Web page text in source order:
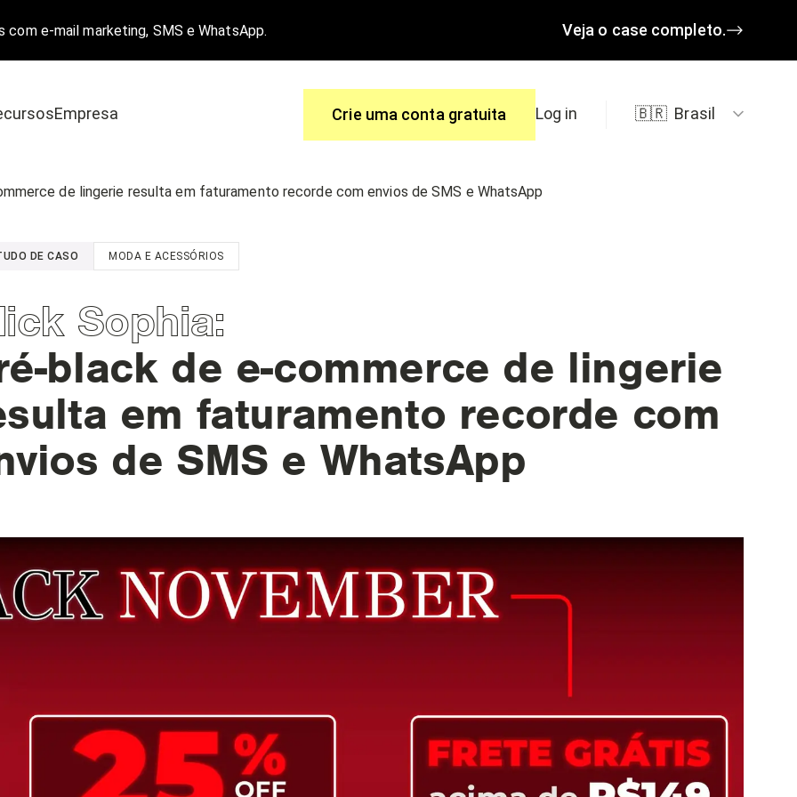
com e-mail marketing, SMS e WhatsApp. Veja o case completo.
commerce
Central de ajuda
Empresa Crie uma conta gratuita Log in 🇧🇷 Brasil
de lingerie resulta em faturamento recorde com envios de SMS e WhatsApp
DE CASO MODA E ACESSÓRIOS
Sophia:
black de e-commerce de lingerie
em faturamento recorde com
de SMS e WhatsApp